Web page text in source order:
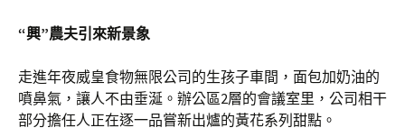
“興”農夫引來新景象
走進年夜威皇食物無限公司的生孩子車間，面包加奶油的
噴鼻氣，讓人不由垂涎。辦公區2層的會議室里，公司相干
部分擔任人正在逐一品嘗新出爐的黃花系列甜點。